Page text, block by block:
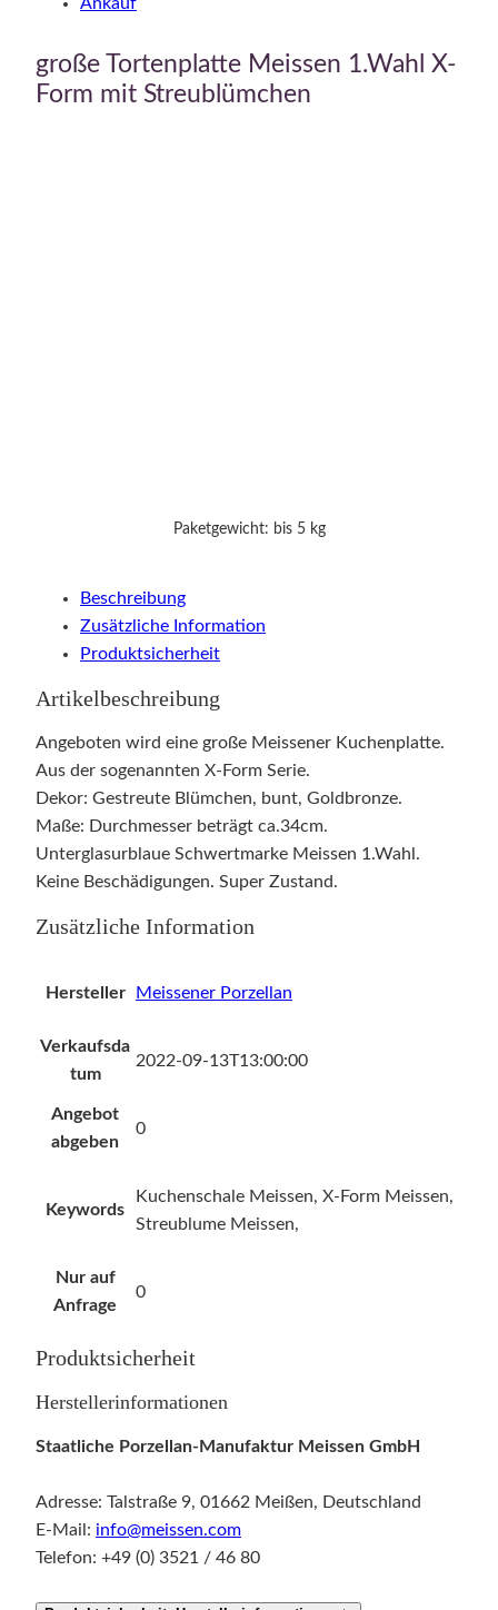
große Tortenplatte Meissen 1.Wahl X-
Form mit Streublümchen
Paketgewicht: bis 5 kg
Beschreibung
Zusätzliche Information
Produktsicherheit
Artikelbeschreibung
Angeboten wird eine große Meissener Kuchenplatte.
Aus der sogenannten X-Form Serie.
Dekor: Gestreute Blümchen, bunt, Goldbronze.
Maße: Durchmesser beträgt ca.34cm.
Unterglasurblaue Schwertmarke Meissen 1.Wahl.
Keine Beschädigungen. Super Zustand.
Zusätzliche Information
Hersteller Meissener Porzellan
Verkaufsda
tum
2022-09-13T13:00:00
Angebot
abgeben
0
Keywords
Kuchenschale Meissen, X-Form Meissen,
Streublume Meissen,
Nur auf
Anfrage
0
Produktsicherheit
Herstellerinformationen
Staatliche Porzellan-Manufaktur Meissen GmbH
Adresse: Talstraße 9, 01662 Meißen, Deutschland
E-Mail: info@meissen.com
Telefon: +49 (0) 3521 / 46 80